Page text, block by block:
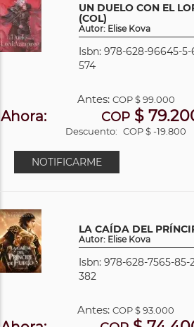
UN DUELO CON EL
(COL)
Autor: Elise Kova
Isbn: 978-628-96645-
574
Antes: COP$ 99.000
Ahora: COP$
Descuento: COP $ -19.800
NOTIFICARME
LA CAÍDA DEL
Autor: Elise Kova
Isbn: 978-628-7565-85-
382
Antes:COP$ 93.000